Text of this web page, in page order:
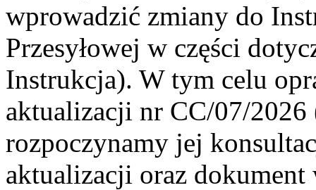
wprowadzić zmiany do
Przesyłowej w części
Instrukcja). W tym celu
aktualizacji nr CC/07/
rozpoczynamy jej
aktualizacji oraz